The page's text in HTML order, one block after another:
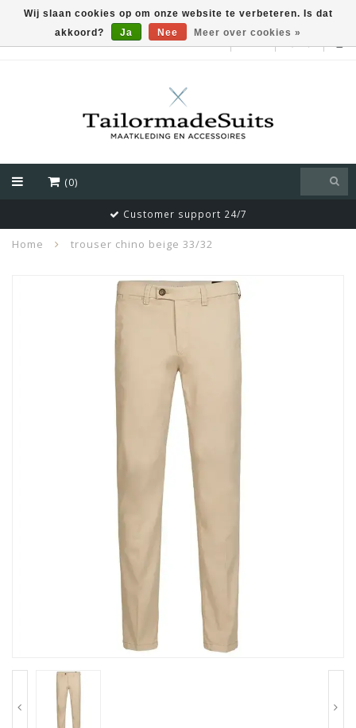
EUR
(0)
Customer support 24/7
Home trouser chino beige 33/32
Wij slaan cookies op om onze website te verbeteren. Is dat
akkoord?
Ja Nee Meer over cookies »